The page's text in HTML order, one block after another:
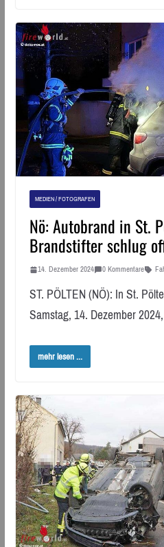
MEDIEN / FOTOGRAFEN
Nö: Autobrand in St.
Brandstifter schlug
14. Dezember 2024 0 Kommentare
ST. PÖLTEN (NÖ): In St.
Samstag, 14. Dezember 2024,
mehr lesen ...